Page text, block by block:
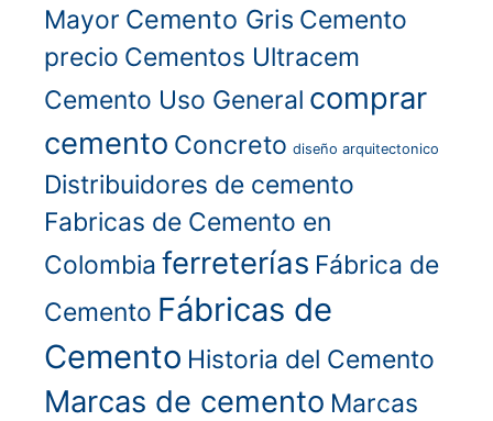
Mayor Cemento Gris Cemento
precio Cementos Ultracem
Cemento Uso General comprar
cemento Concreto diseño arquitectonico
Distribuidores de cemento
Fabricas de Cemento en
Colombia ferreterías Fábrica de
Cemento Fábricas de
Cemento Historia del Cemento
Marcas de cemento Marcas